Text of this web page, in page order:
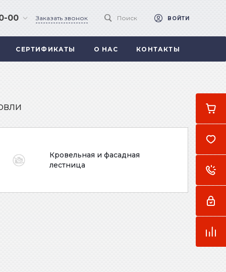
00 Заказать звонок Поиск ВОЙТИ
СЕРТИФИКАТЫ О НАС КОНТАКТЫ
Кровельная и фасадная
лестница